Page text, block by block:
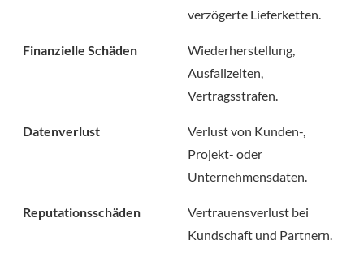
verzögerte Lieferketten.
Finanzielle Schäden
Wiederherstellung,
Ausfallzeiten,
Vertragsstrafen.
Datenverlust
Verlust von Kunden-,
Projekt- oder
Unternehmensdaten.
Reputationsschäden
Vertrauensverlust bei
Kundschaft und Partnern.